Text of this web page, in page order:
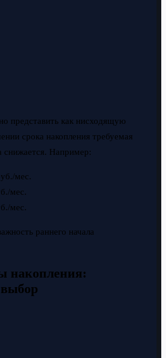
представить как нисходящую
срока накопления требуемая
снижается. Например:
мес.
мес.
мес.
раннего начала
накопления: